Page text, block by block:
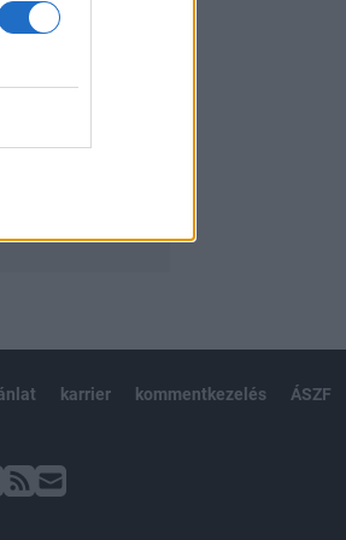
karrier kommentkezelés ÁSZF